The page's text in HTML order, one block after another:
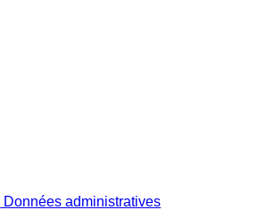
Données administratives